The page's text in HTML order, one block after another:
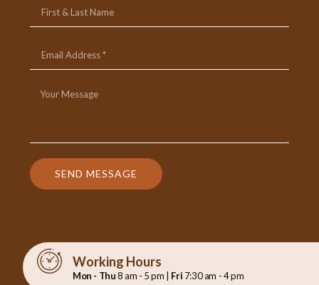
SEND MESSAGE
Working Hours
Mon - Thu8 am - 5 pm | Fri 7:30 am - 4 pm